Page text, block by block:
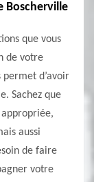
Boscherville
que vous
de votre
d’avoir
Sachez que
appropriée,
aussi
de faire
votre